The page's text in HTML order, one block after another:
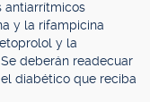
antiarrítmicos
y la rifampicina
y la
deberán readecuar
diabético que reciba